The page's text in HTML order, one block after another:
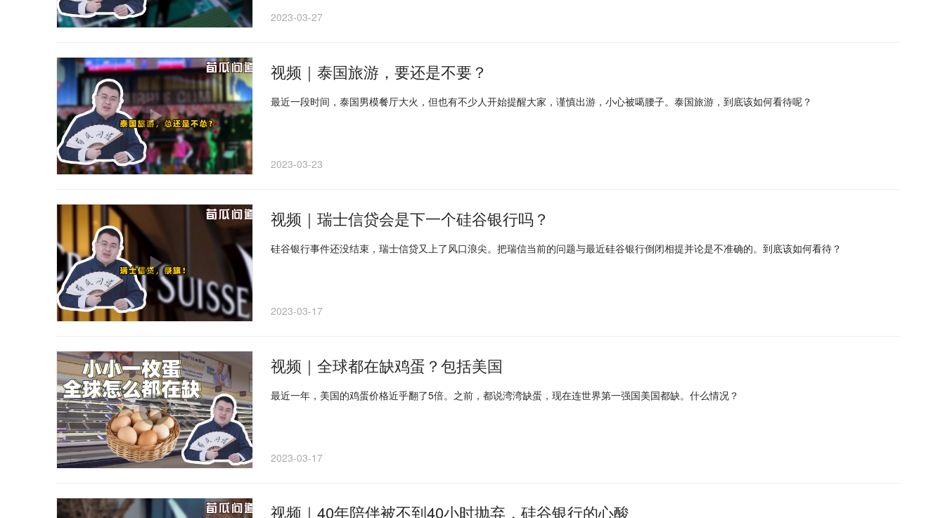
2023-03-27
视频｜泰国旅游，要还是不要？
最近一段时间，泰国男模餐厅大火，但也有不少人开始提醒大家，谨慎出游，小心被噶腰子。泰国旅游，到底该如何看待呢？
2023-03-23
视频｜瑞士信贷会是下一个硅谷银行吗？
硅谷银行事件还没结束，瑞士信贷又上了风口浪尖。把瑞信当前的问题与最近硅谷银行倒闭相提并论是不准确的。到底该如何看待？
2023-03-17
视频｜全球都在缺鸡蛋？包括美国
最近一年，美国的鸡蛋价格近乎翻了5倍。之前，都说湾湾缺蛋，现在连世界第一强国美国都缺。什么情况？
2023-03-17
视频｜40年陪伴被不到40小时抛弃，硅谷银行的心酸